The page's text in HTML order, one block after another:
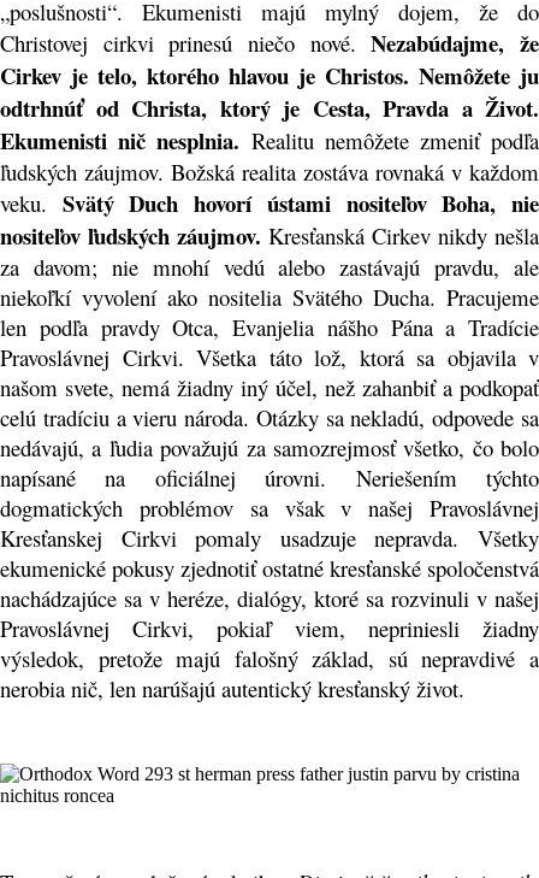
„poslušnosti“. Ekumenisti majú mylný dojem, že do
Christovej cirkvi prinesú niečo nové.Nezabúdajme, že
Cirkev je telo, ktorého hlavou je Christos. Nemôžete ju
odtrhnúť od Christa, ktorý je Cesta, Pravda a Život.
Ekumenisti nič nesplnia. Realitu nemôžete zmeniť podľa
ľudských záujmov. Božská realita zostáva rovnaká v každom
veku. Svätý Duch hovorí ústami nositeľov Boha, nie
nositeľov ľudských záujmov. Kresťanská Cirkev nikdy nešla
za davom; nie mnohí vedú alebo zastávajú pravdu, ale
niekoľkí vyvolení ako nositelia Svätého Ducha. Pracujeme
len podľa pravdy Otca, Evanjelia nášho Pána a Tradície
Pravoslávnej Cirkvi. Všetka táto lož, ktorá sa objavila v
našom svete, nemá žiadny iný účel, než zahanbiť a podkopať
celú tradíciu a vieru národa. Otázky sa nekladú, odpovede sa
nedávajú, a ľudia považujú za samozrejmosť všetko, čo bolo
napísané na oficiálnej úrovni. Neriešením týchto
dogmatických problémov sa však v našej Pravoslávnej
Kresťanskej Cirkvi pomaly usadzuje nepravda. Všetky
ekumenické pokusy zjednotiť ostatné kresťanské spoločenstvá
nachádzajúce sa v heréze, dialógy, ktoré sa rozvinuli v našej
Pravoslávnej Cirkvi, pokiaľ viem, nepriniesli žiadny
výsledok, pretože majú falošný základ, sú nepravdivé a
nerobia nič, len narúšajú autentický kresťanský život.